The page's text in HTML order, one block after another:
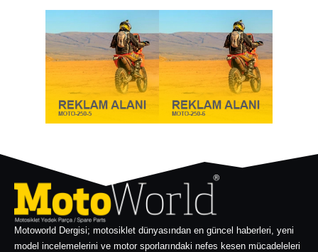
Motoworld Dergisi; motosiklet dünyasından en güncel haberleri, yeni
model incelemelerini ve motor sporlarındaki nefes kesen mücadeleleri